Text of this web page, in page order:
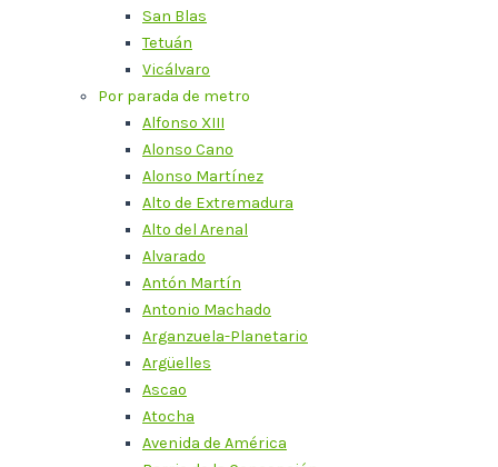
San Blas
Tetuán
Vicálvaro
Por parada de metro
Alfonso XIII
Alonso Cano
Alonso Martínez
Alto de Extremadura
Alto del Arenal
Alvarado
Antón Martín
Antonio Machado
Arganzuela-Planetario
Argüelles
Ascao
Atocha
Avenida de América